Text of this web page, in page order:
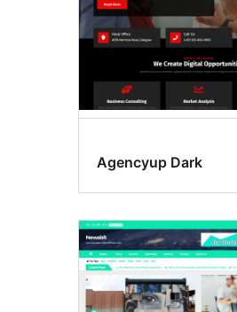
Agencyup Dark